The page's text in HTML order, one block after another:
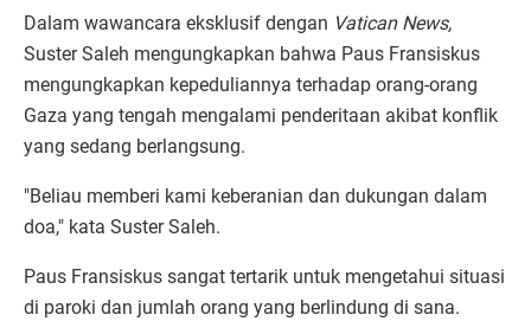
Dalam wawancara eksklusif dengan Vatican News,
Suster Saleh mengungkapkan bahwa Paus Fransiskus
mengungkapkan kepeduliannya terhadap orang-orang
Gaza yang tengah mengalami penderitaan akibat konflik
yang sedang berlangsung.
"Beliau memberi kami keberanian dan dukungan dalam
doa," kata Suster Saleh.
Paus Fransiskus sangat tertarik untuk mengetahui situasi
di paroki dan jumlah orang yang berlindung di sana.